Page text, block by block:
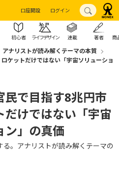
口座開設 ログイン
初心者 ライフデザイン 連載 著者 商
ナリストが読み解くテーマの本質
ケットだけではない「宇宙ソリューショ
民で目指す8兆円市
だけではない「宇宙
ン」の真価
る。アナリストが読み解くテーマの